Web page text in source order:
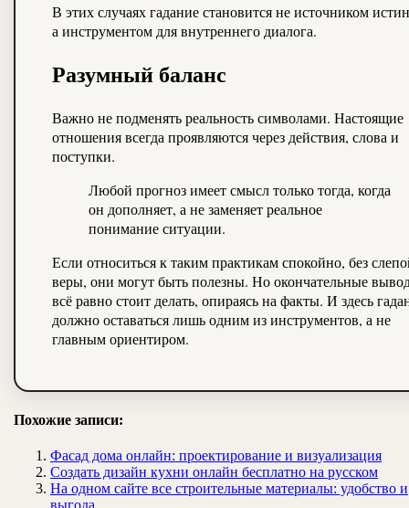
В этих случаях гадание становится не источником
а инструментом для внутреннего диалога.
Разумный баланс
Важно не подменять реальность символами. Настоящие
отношения всегда проявляются через действия, слова и
поступки.
Любой прогноз имеет смысл только тогда, когда
он дополняет, а не заменяет реальное
понимание ситуации.
Если относиться к таким практикам спокойно, без
веры, они могут быть полезны. Но окончательные
всё равно стоит делать, опираясь на факты. И здесь
должно оставаться лишь одним из инструментов, а не
главным ориентиром.
Похожие записи:
Фасад дома онлайн: проектирование и визуализация
Создать дизайн кухни онлайн бесплатно на русском
На одном сайте все строительные материалы: удобство и
выгода